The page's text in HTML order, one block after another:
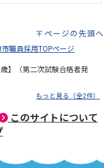
ページの先頭へ
市職員採用TOPページ
】（第二次試験合格者発
もっと見る（全2件）
このサイトについて